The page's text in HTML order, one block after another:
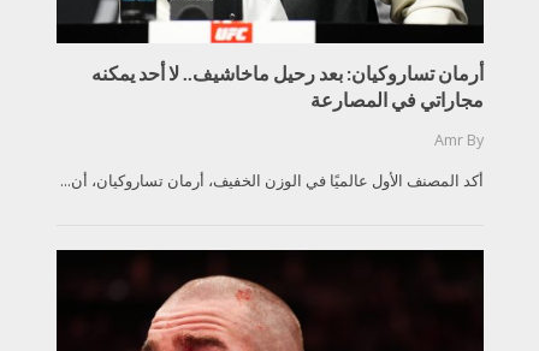
أرمان تساروكيان: بعد رحيل ماخاشيف.. لا أحد يمكنه
مجاراتي في المصارعة
By
Amr
أكد المصنف الأول عالميًا في الوزن الخفيف، أرمان تساروكيان، أن...